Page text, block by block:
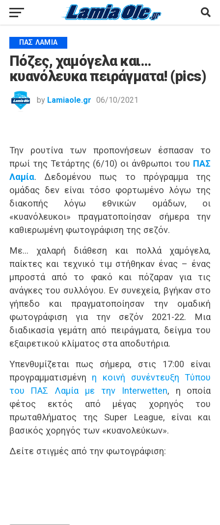
ΠΑΣ ΛΑΜΊΑ
Πόζες, χαμόγελα και…
κυανόλευκα πειράγματα! (pics)
by Lamiaole.gr 06/10/2021
Την ρουτίνα των προπονήσεων έσπασαν το
πρωί της Τετάρτης (6/10) οι άνθρωποι του ΠΑΣ
Λαμία. Δεδομένου πως το πρόγραμμα της
ομάδας δεν είναι τόσο φορτωμένο λόγω της
διακοπής λόγω εθνικών ομάδων, οι
«κυανόλευκοι» πραγματοποίησαν σήμερα την
καθιερωμένη φωτογράφιση της σεζόν.
Με… χαλαρή διάθεση και πολλά χαμόγελα,
παίκτες και τεχνικό τιμ στήθηκαν ένας – ένας
μπροστά από το φακό και πόζαραν για τις
ανάγκες του συλλόγου. Εν συνεχεία, βγήκαν στο
γήπεδο και πραγματοποίησαν την ομαδική
φωτογράφιση για την σεζόν 2021-22. Μια
διαδικασία γεμάτη από πειράγματα, δείγμα του
εξαιρετικού κλίματος στα αποδυτήρια.
Υπενθυμίζεται πως σήμερα, στις 17:00 είναι
προγραμματισμένη η κοινή συνέντευξη Τύπου
του ΠΑΣ Λαμία με την Interwetten, η οποία
φέτος εκτός από μέγας χορηγός του
πρωταθλήματος της Super League, είναι και
βασικός χορηγός των «κυανολεύκων».
Δείτε στιγμές από την φωτογράφιση: